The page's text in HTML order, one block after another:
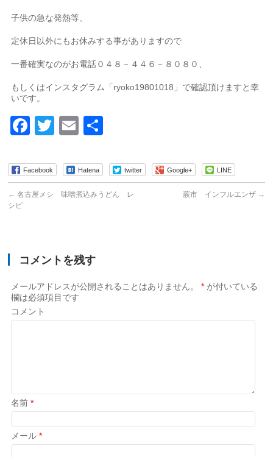
子供の急な発熱等、
定休日以外にもお休みする事がありますので
一番確実なのがお電話０４８－４４６－８０８０、
もしくはインスタグラム「ryoko19801018」で確認頂けますと幸
いです。
Facebook
TwitterEmail
Facebook Hatena twitter Google+ LINE
← 名古屋メシ 味噌煮込みうどん レ
シピ
蕨市 インフルエンザ →
コメントを残す
メールアドレスが公開されることはありません。 * が付いている
欄は必須項目です
コメント
名前*
メール*